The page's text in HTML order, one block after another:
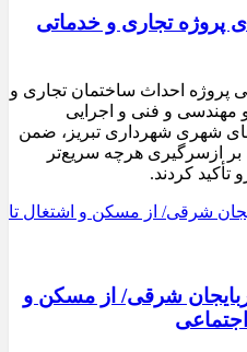
پروژه تجاری و خدماتی
پروژه احداث ساختمان تجاری و
مهندسی و فنی و اجرایی
شهری شهرداری تبریز، ضمن
ازسرگیری هرچه سریع‌تر
تأکید کردند.
شرقی/ از مسکن و